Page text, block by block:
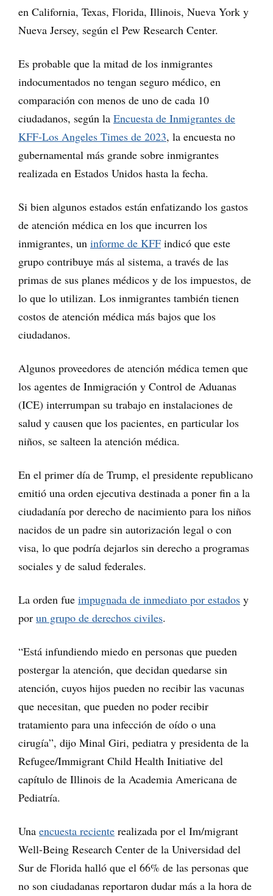
en California, Texas, Florida, Illinois, Nueva York y
Nueva Jersey, según el Pew Research Center.
Es probable que la mitad de los inmigrantes
indocumentados no tengan seguro médico, en
comparación con menos de uno de cada 10
ciudadanos, según la Encuesta de Inmigrantes de
KFF-Los Angeles Times de 2023, la encuesta no
gubernamental más grande sobre inmigrantes
realizada en Estados Unidos hasta la fecha.
Si bien algunos estados están enfatizando los gastos
de atención médica en los que incurren los
inmigrantes, un informe de KFF indicó que este
grupo contribuye más al sistema, a través de las
primas de sus planes médicos y de los impuestos, de
lo que lo utilizan. Los inmigrantes también tienen
costos de atención médica más bajos que los
ciudadanos.
Algunos proveedores de atención médica temen que
los agentes de Inmigración y Control de Aduanas
(ICE) interrumpan su trabajo en instalaciones de
salud y causen que los pacientes, en particular los
niños, se salteen la atención médica.
En el primer día de Trump, el presidente republicano
emitió una orden ejecutiva destinada a poner fin a la
ciudadanía por derecho de nacimiento para los niños
nacidos de un padre sin autorización legal o con
visa, lo que podría dejarlos sin derecho a programas
sociales y de salud federales.
La orden fue impugnada de inmediato por estados y
por un grupo de derechos civiles.
“Está infundiendo miedo en personas que pueden
postergar la atención, que decidan quedarse sin
atención, cuyos hijos pueden no recibir las vacunas
que necesitan, que pueden no poder recibir
tratamiento para una infección de oído o una
cirugía”, dijo Minal Giri, pediatra y presidenta de la
Refugee/Immigrant Child Health Initiative del
capítulo de Illinois de la Academia Americana de
Pediatría.
Una encuesta reciente realizada por el Im/migrant
Well-Being Research Center de la Universidad del
Sur de Florida halló que el 66% de las personas que
no son ciudadanas reportaron dudar más a la hora de